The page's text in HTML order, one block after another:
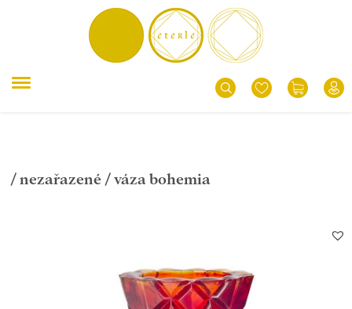
/ nezařazené / váza bohemia